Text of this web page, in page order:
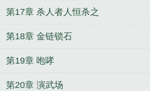
第17章 杀人者人恒杀之
第18章 金链锁石
第19章 咆哮
第20章 演武场